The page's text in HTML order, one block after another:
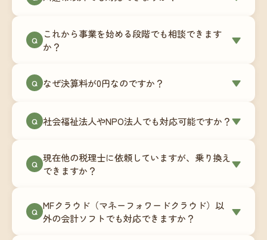
やチャットツールを使ったオンラインでのやり取
りが中心ですので、地域を問わずサポート可能で
業者さまにご利用いただいています。
Q
これから事業を始める段階でも相談できます
か？
▼
180,000円〜）をご用意しています。事業計画の段
談にも対応しています。
Q なぜ決算料が0円なのですか？ ▼
次で進めています。そのため、決算時に追加の作
リプション型の料金体系を実現しています。年間
コストが事前にわかるので、資金繰りの見通しも
Q 社会福祉法人やNPO法人でも対応可能ですか？▼
は営利法人とは会計基準や監査要件が異なるた
め、別途お見積りとなります。まずはお気軽にご
Q 現在他の税理士に依頼していますが、乗り換え
できますか？
▼
ます。前任の税理士事務所との連携や、過去の帳
簿データの移行もお手伝いします。決算期のタイ
Q MFクラウド（マネーフォワードクラウド）以
外の会計ソフトでも対応できますか？
▼